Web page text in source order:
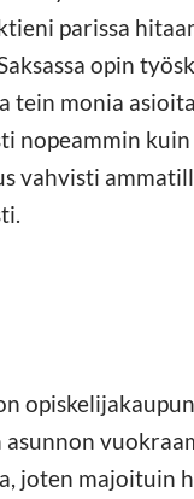
parissa
opin
tein monia asioita
nopeammin kuin
vahvisti
joten majoituin